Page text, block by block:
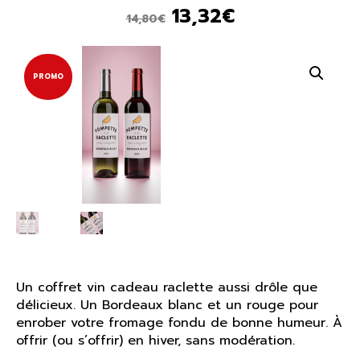
14,80€ Le
prix
13,32€Le
PROMO
Un coffret vin cadeau raclette aussi drôle que
délicieux. Un Bordeaux blanc et un rouge pour
enrober votre fromage fondu de bonne humeur. À
offrir (ou s’offrir) en hiver, sans modération.